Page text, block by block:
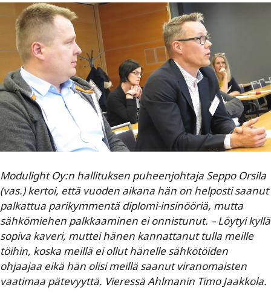
Modulight Oy:n hallituksen puheenjohtaja Seppo Orsila
(vas.) kertoi, että vuoden aikana hän on helposti saanut
palkattua parikymmentä diplomi-insinööriä, mutta
sähkömiehen palkkaaminen ei onnistunut. – Löytyi kyllä
sopiva kaveri, muttei hänen kannattanut tulla meille
töihin, koska meillä ei ollut hänelle sähkötöiden
ohjaajaa eikä hän olisi meillä saanut viranomaisten
vaatimaa pätevyyttä. Vieressä Ahlmanin Timo Jaakkola.